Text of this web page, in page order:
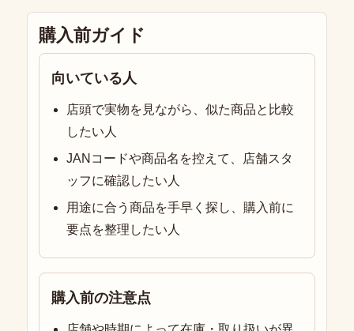
購入前ガイド
向いている人
店頭で実物を見ながら、似た商品と比較
したい人
JANコードや商品名を控えて、店舗スタ
ッフに確認したい人
用途に合う商品を手早く探し、購入前に
要点を整理したい人
購入前の注意点